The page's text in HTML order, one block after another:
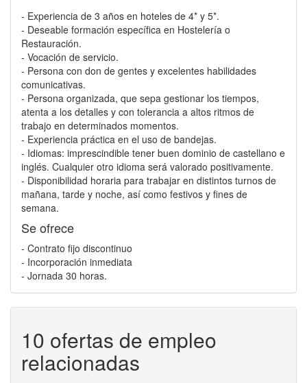
- Experiencia de 3 años en hoteles de 4* y 5*.
- Deseable formación específica en Hostelería o
Restauración.
- Vocación de servicio.
- Persona con don de gentes y excelentes habilidades
comunicativas.
- Persona organizada, que sepa gestionar los tiempos,
atenta a los detalles y con tolerancia a altos ritmos de
trabajo en determinados momentos.
- Experiencia práctica en el uso de bandejas.
- Idiomas: imprescindible tener buen dominio de castellano e
inglés. Cualquier otro idioma será valorado positivamente.
- Disponibilidad horaria para trabajar en distintos turnos de
mañana, tarde y noche, así como festivos y fines de
semana.
Se ofrece
- Contrato fijo discontinuo
- Incorporación inmediata
- Jornada 30 horas.
10 ofertas de empleo
relacionadas